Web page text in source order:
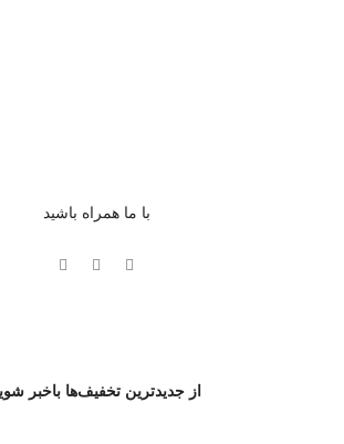
با ما همراه باشید
از جدیدترین تخفیف‌ها باخبر